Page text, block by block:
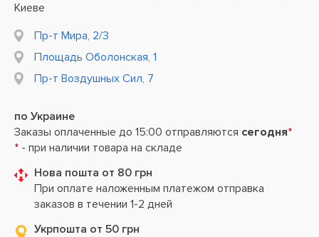
Киеве
Пр-т Мира, 2/3
Площадь Оболонская, 1
Пр-т Воздушных Сил, 7
по Украине
Заказы оплаченные до 15:00 отправляются сегодня*
* - при наличии товара на складе
Нова пошта от 80 грн
При оплате наложенным платежом отправка
заказов в течении 1-2 дней
Укрпошта от 50 грн